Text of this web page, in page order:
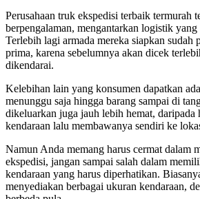
Perusahaan truk ekspedisi terbaik termurah
berpengalaman, mengantarkan logistik
Terlebih lagi armada mereka siapkan sudah
prima, karena sebelumnya akan dicek
dikendarai.
Kelebihan lain yang konsumen dapatkan
menunggu saja hingga barang sampai di
dikeluarkan juga jauh lebih hemat, daripada
kendaraan lalu membawanya sendiri ke
Namun Anda memang harus cermat dalam
ekspedisi, jangan sampai salah dalam
kendaraan yang harus diperhatikan.
menyediakan berbagai ukuran kendaraan,